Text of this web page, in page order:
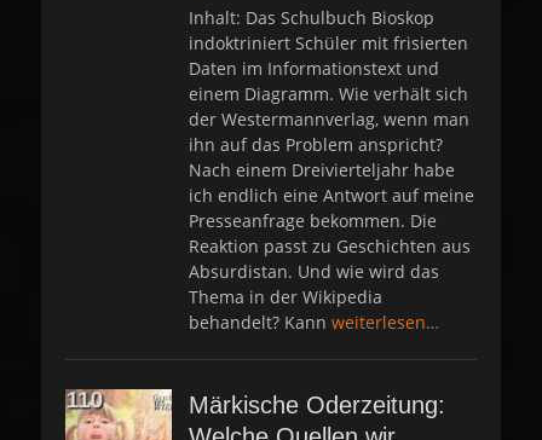
s
t
e
d
o
n
Inhalt: Das Schulbuch Bioskop
indoktriniert Schüler mit frisierten
Daten im Informationstext und
einem Diagramm. Wie verhält sich
der Westermannverlag, wenn man
ihn auf das Problem anspricht?
Nach einem Dreivierteljahr habe
ich endlich eine Antwort auf meine
Presseanfrage bekommen. Die
Reaktion passt zu Geschichten aus
Absurdistan. Und wie wird das
Thema in der Wikipedia
behandelt? Kann weiterlesen…
Märkische Oderzeitung: